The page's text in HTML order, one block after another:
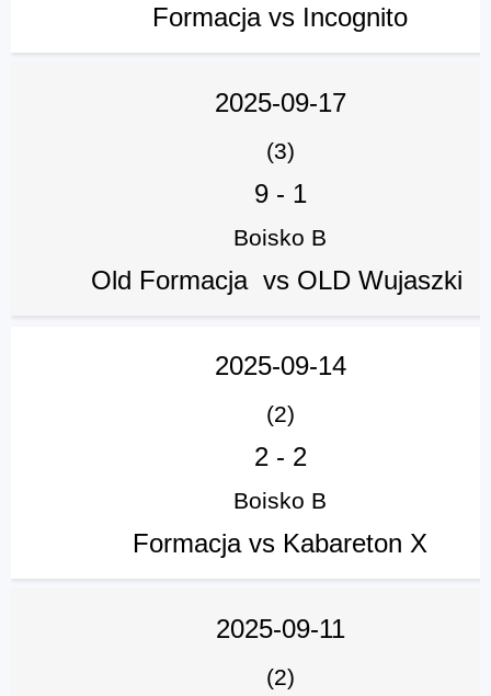
Formacja vs Incognito
2025-09-17
(3)
9- 1
Boisko B
Old Formacja vs OLD Wujaszki
2025-09-14
(2)
2- 2
Boisko B
Formacja vs Kabareton X
2025-09-11
(2)